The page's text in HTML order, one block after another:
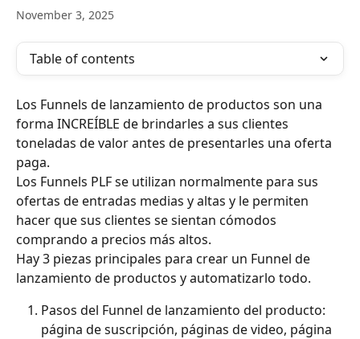
November 3, 2025
Table of contents
Los Funnels de lanzamiento de productos son una
forma INCREÍBLE de brindarles a sus clientes
toneladas de valor antes de presentarles una oferta
paga.
Los Funnels PLF se utilizan normalmente para sus
ofertas de entradas medias y altas y le permiten
hacer que sus clientes se sientan cómodos
comprando a precios más altos.
Hay 3 piezas principales para crear un Funnel de
lanzamiento de productos y automatizarlo todo.
Pasos del Funnel de lanzamiento del producto:
página de suscripción, páginas de video, página